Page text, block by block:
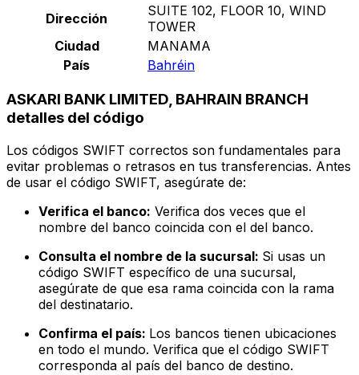
Dirección
SUITE 102, FLOOR 10, WIND
TOWER
Ciudad
MANAMA
País
Bahréin
ASKARI BANK LIMITED, BAHRAIN BRANCH
detalles del código
Los códigos SWIFT correctos son fundamentales para
evitar problemas o retrasos en tus transferencias. Antes
de usar el código SWIFT, asegúrate de:
Verifica el banco: Verifica dos veces que el
nombre del banco coincida con el del banco.
Consulta el nombre de la sucursal: Si usas un
código SWIFT específico de una sucursal,
asegúrate de que esa rama coincida con la rama
del destinatario.
Confirma el país: Los bancos tienen ubicaciones
en todo el mundo. Verifica que el código SWIFT
corresponda al país del banco de destino.